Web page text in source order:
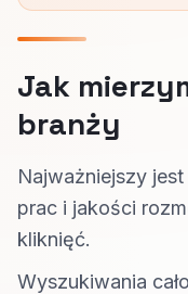
Jak
branży
Najważniejszy
prac i jakości
kliknięć.
Wyszukiwania